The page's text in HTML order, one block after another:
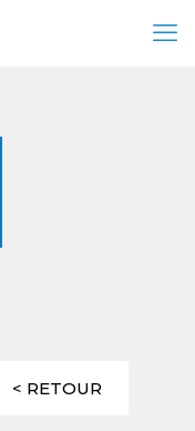
< RETOUR